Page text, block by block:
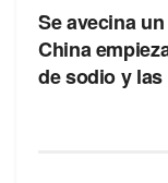
Se avecina
China
de sodio y